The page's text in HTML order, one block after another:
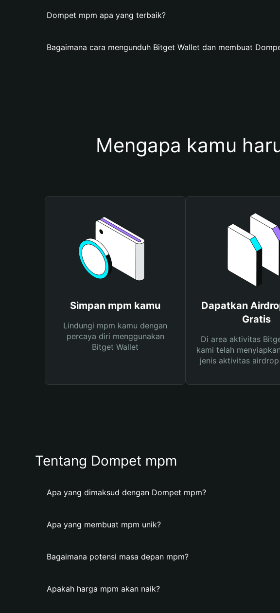
Dompet mpm apa yang terbaik?
Bagaimana cara mengunduh Bitget Wallet dan membuat
Mengapa kamu
Simpan mpm kamu
Lindungi mpm kamu dengan
percaya diri menggunakan
Bitget Wallet
Dapatkan
Gratis
Di area aktivitas
kami telah
jenis aktivitas
Tentang Dompet mpm
Apa yang dimaksud dengan Dompet mpm?
Apa yang membuat mpm unik?
Bagaimana potensi masa depan mpm?
Apakah harga mpm akan naik?